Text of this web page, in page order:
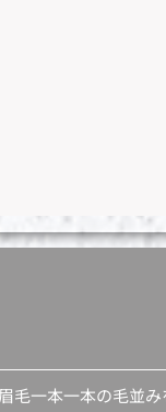
一本一本の毛並